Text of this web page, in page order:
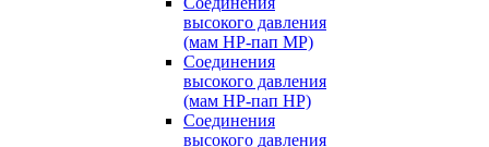
высокого давления
(мам HP-пап MP)
Соединения
высокого давления
(мам HP-пап HP)
Соединения
высокого давления